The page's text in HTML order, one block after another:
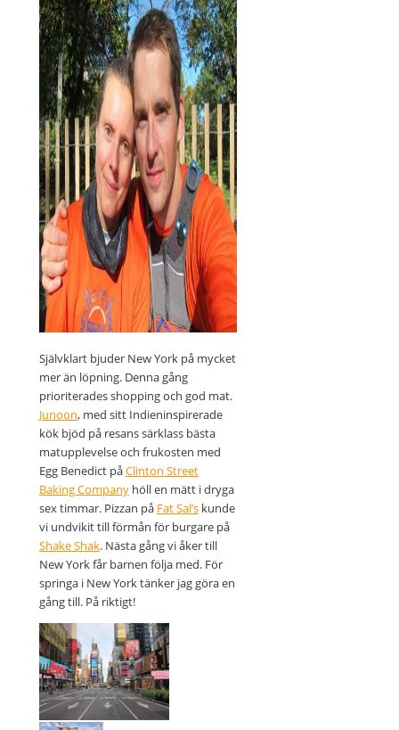
Självklart bjuder New York på mycket
mer än löpning. Denna gång
prioriterades shopping och god mat.
Junoon, med sitt Indieninspirerade
kök bjöd på resans särklass bästa
matupplevelse och frukosten med
Egg Benedict påClinton Street
Baking Companyhöll en mätt i dryga
sex timmar. Pizzan på Fat Sal’skunde
vi undvikit till förmån för burgare på
Shake Shak. Nästa gång vi åker till
New York får barnen följa med. För
springa i New York tänker jag göra en
gång till. På riktigt!